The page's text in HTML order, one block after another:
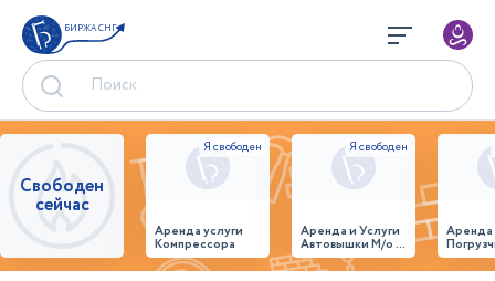
БИРЖА СНГ
Свободен
сейчас
Аренда услуги
Компрессора
Аренда и Услуги
Автовышки М/о г.
Домодедово
26,28,32 место